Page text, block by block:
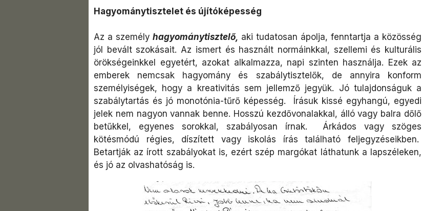
Hagyománytisztelet és újítóképesség
Az a személy hagyománytisztelő, aki tudatosan ápolja, fenntartja a közösség
jól bevált szokásait. Az ismert és használt normáinkkal, szellemi és kulturális
örökségeinkkel egyetért, azokat alkalmazza, napi szinten használja. Ezek az
emberek nemcsak hagyomány és szabálytisztelők, de annyira konform
személyiségek, hogy a kreativitás sem jellemző jegyük. Jó tulajdonságuk a
szabálytartás és jó monotónia-tűrő képesség. Írásuk kissé egyhangú, egyedi
jelek nem nagyon vannak benne. Hosszú kezdővonalakkal, álló vagy balra dőlő
betűkkel, egyenes sorokkal, szabályosan írnak. Árkádos vagy szöges
kötésmódú régies, díszített vagy iskolás írás található feljegyzéseikben.
Betartják az írott szabályokat is, ezért szép margókat láthatunk a lapszéleken,
és jó az olvashatóság is.